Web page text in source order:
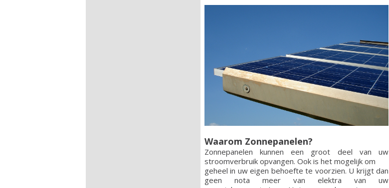
Waarom Zonnepanelen?
Zonnepanelen kunnen een groot deel van uw
stroomverbruik opvangen. Ook is het mogelijk om
geheel in uw eigen behoefte te voorzien. U krijgt dan
geen nota meer van elektra van uw